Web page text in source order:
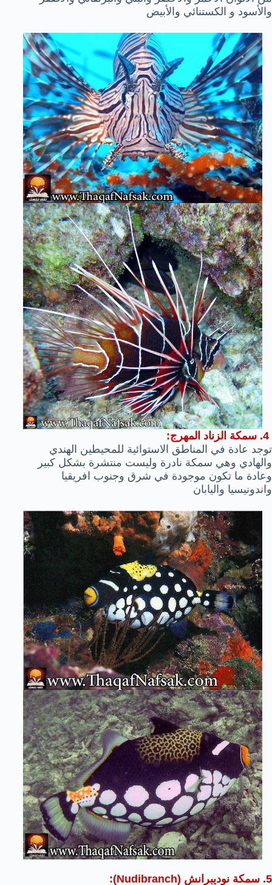
والأسود و الكستنائي والأبيض
4. سمكة الزناد المهرج:
توجد عادة في المناطق الاستوائية للمحيطين الهندي
والهادي وهي سمكة نادرة وليست منتشرة بشكل كبير
وعادة ما تكون موجودة في شرق وجنوب افريقيا
واندونيسيا واليابان
5. سمكة نوديبرانش (Nudibranch):